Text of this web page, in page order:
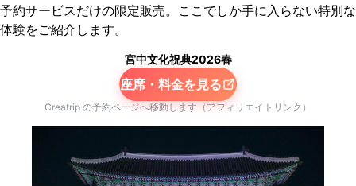
予約サービスだけの限定販売。ここでしか手に入らない特別な
体験をご紹介します。
宮中文化祝典2026春
座席・料金を見る
Creatrip の予約ページへ移動します（アフィリエイトリンク）